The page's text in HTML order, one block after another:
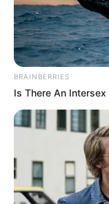
BRAINBERRIES
Is There An